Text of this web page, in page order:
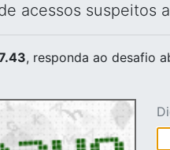
acessos suspeitos
, responda ao desafio